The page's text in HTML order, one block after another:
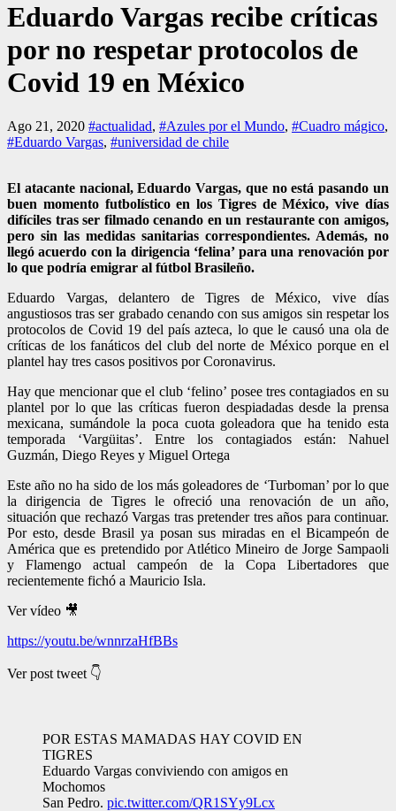
Eduardo Vargas recibe críticas
por no respetar protocolos de
Covid 19 en México
Ago 21, 2020 #actualidad, #Azules por el Mundo, #Cuadro mágico,
#Eduardo Vargas, #universidad de chile
El atacante nacional, Eduardo Vargas, que no está pasando un
buen momento futbolístico en los Tigres de México, vive días
difíciles tras ser filmado cenando en un restaurante con amigos,
pero sin las medidas sanitarias correspondientes. Además, no
llegó acuerdo con la dirigencia ‘felina’ para una renovación por
lo que podría emigrar al fútbol Brasileño.
Eduardo Vargas, delantero de Tigres de México, vive días
angustiosos tras ser grabado cenando con sus amigos sin respetar los
protocolos de Covid 19 del país azteca, lo que le causó una ola de
críticas de los fanáticos del club del norte de México porque en el
plantel hay tres casos positivos por Coronavirus.
Hay que mencionar que el club ‘felino’ posee tres contagiados en su
plantel por lo que las críticas fueron despiadadas desde la prensa
mexicana, sumándole la poca cuota goleadora que ha tenido esta
temporada ‘Vargüitas’. Entre los contagiados están: Nahuel
Guzmán, Diego Reyes y Miguel Ortega
Este año no ha sido de los más goleadores de ‘Turboman’ por lo que
la dirigencia de Tigres le ofreció una renovación de un año,
situación que rechazó Vargas tras pretender tres años para continuar.
Por esto, desde Brasil ya posan sus miradas en el Bicampeón de
América que es pretendido por Atlético Mineiro de Jorge Sampaoli
y Flamengo actual campeón de la Copa Libertadores que
recientemente fichó a Mauricio Isla.
Ver vídeo 🎥
https://youtu.be/wnnrzaHfBBs
Ver post tweet 👇
POR ESTAS MAMADAS HAY COVID EN
TIGRES
Eduardo Vargas conviviendo con amigos en
Mochomos
San Pedro. pic.twitter.com/QR1SYy9Lcx